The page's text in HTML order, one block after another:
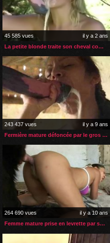
45 585 vues
il y a 2 ans
La petite blonde traite son cheval comme son amant
243 437 vues
il y a 9 ans
Fermière mature défoncée par le gros sexe de son cheval
264 690 vues
il y a 10 ans
Femme mature prise en levrette par son chien